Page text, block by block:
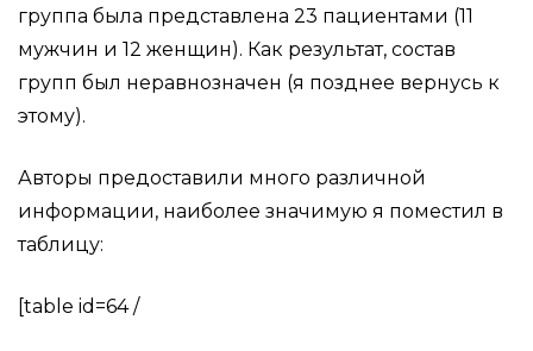
группа была представлена 23 пациентами (11
мужчин и 12 женщин). Как результат, состав
групп был неравнозначен (я позднее вернусь к
этому).
Авторы предоставили много различной
информации, наиболее значимую я поместил в
таблицу:
[table id=64 /